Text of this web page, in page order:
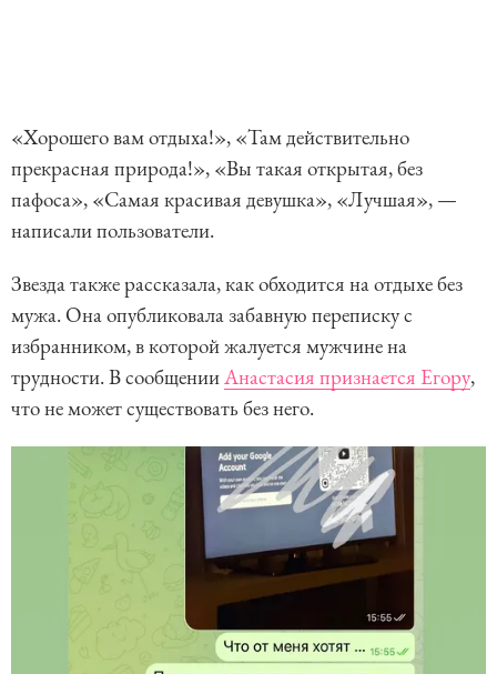
«Хорошего вам отдыха!», «Там действительно
прекрасная природа!», «Вы такая открытая, без
пафоса», «Самая красивая девушка», «Лучшая», —
написали пользователи.
Звезда также рассказала, как обходится на отдыхе без
мужа. Она опубликовала забавную переписку с
избранником, в которой жалуется мужчине на
трудности. В сообщенииАнастасия признается Егору,
что не может существовать без него.